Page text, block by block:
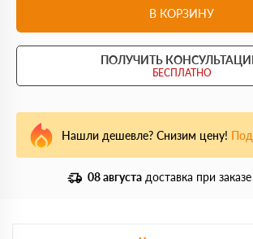
В КОРЗИНУ
ПОЛУЧИТЬ
БЕСПЛАТНО
Нашли дешевле? Снизим цену!
08 августа доставка при